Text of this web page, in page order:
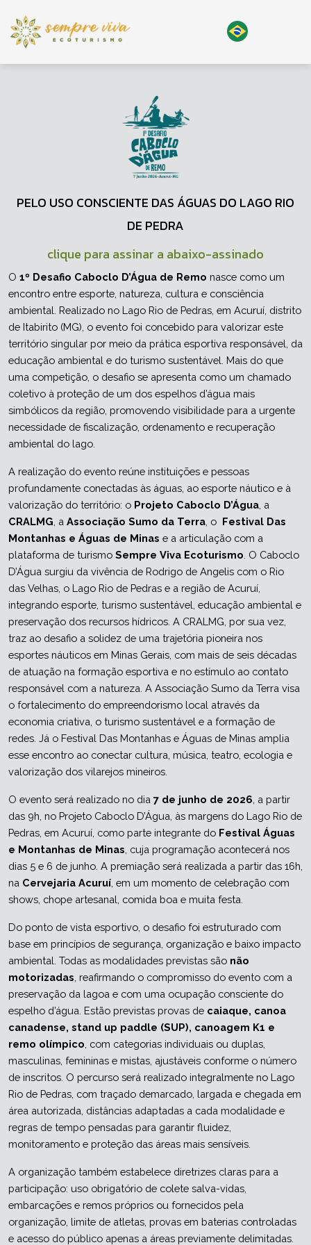
PELO USO CONSCIENTE DAS ÁGUAS DO LAGO RIO
DE PEDRA
clique para assinar a abaixo-assinado
O 1º Desafio Caboclo D’Água de Remo nasce como um
encontro entre esporte, natureza, cultura e consciência
ambiental. Realizado no Lago Rio de Pedras, em Acuruí, distrito
de Itabirito (MG), o evento foi concebido para valorizar este
território singular por meio da prática esportiva responsável, da
educação ambiental e do turismo sustentável. Mais do que
uma competição, o desafio se apresenta como um chamado
coletivo à proteção de um dos espelhos d’água mais
simbólicos da região, promovendo visibilidade para a urgente
necessidade de fiscalização, ordenamento e recuperação
ambiental do lago.
A realização do evento reúne instituições e pessoas
profundamente conectadas às águas, ao esporte náutico e à
valorização do território: o Projeto Caboclo D’Água
CRALMG , a Associação Sumo da Terra , o Festival Das
Montanhas e Águas de Minas e a articulação com a
plataforma de turismo Sempre Viva Ecoturismo . O Caboclo
D’Água surgiu da vivência de Rodrigo de Angelis com o Rio
das Velhas, o Lago Rio de Pedras e a região de Acuruí,
integrando esporte, turismo sustentável, educação ambiental e
preservação dos recursos hídricos. A CRALMG, por sua vez,
traz ao desafio a solidez de uma trajetória pioneira nos
esportes náuticos em Minas Gerais, com mais de seis décadas
de atuação na formação esportiva e no estímulo ao contato
responsável com a natureza. A Associação Sumo da Terra visa
o fortalecimento do empreendorismo local através da
economia criativa, o turismo sustentável e a formação de
redes. Já o Festival Das Montanhas e Águas de Minas amplia
esse encontro ao conectar cultura, música, teatro, ecologia e
valorização dos vilarejos mineiros.
O evento será realizado no dia 7 de junho de 2026 , a partir
das 9h, no Projeto Caboclo D’Água, às margens do Lago Rio de
Pedras, em Acuruí, como parte integrante do Festival Águas
e Montanhas de Minas , cuja programação acontecerá nos
dias 5 e 6 de junho. A premiação será realizada a partir das 16h,
na Cervejaria Acuruí , em um momento de celebração com
shows, chope artesanal, comida boa e muita festa.
Do ponto de vista esportivo, o desafio foi estruturado com
base em princípios de segurança, organização e baixo impacto
ambiental. Todas as modalidades previstas são não
motorizadas , reafirmando o compromisso do evento com a
preservação da lagoa e com uma ocupação consciente do
espelho d’água. Estão previstas provas de caiaque, canoa
canadense, stand up paddle (SUP), canoagem K1 e
remo olímpico , com categorias individuais ou duplas,
masculinas, femininas e mistas, ajustáveis conforme o número
de inscritos. O percurso será realizado integralmente no Lago
Rio de Pedras, com traçado demarcado, largada e chegada em
área autorizada, distâncias adaptadas a cada modalidade e
regras de tempo pensadas para garantir fluidez,
monitoramento e proteção das áreas mais sensíveis.
A organização também estabelece diretrizes claras para a
participação: uso obrigatório de colete salva-vidas,
embarcações e remos próprios ou fornecidos pela
organização, limite de atletas, provas em baterias controladas
e acesso do público apenas a áreas previamente delimitadas.